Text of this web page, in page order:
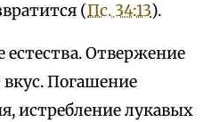
(Пс. 34:13).
естества. Отвержение
вкус. Погашение
истребление лукавых